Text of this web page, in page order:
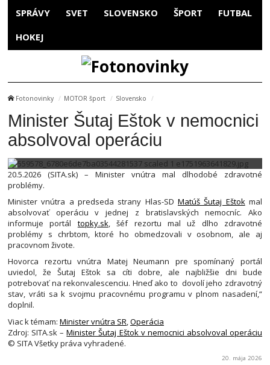
SPRÁVY SVET SLOVENSKO ŠPORT FUTBAL
HOKEJ
Fotonovinky MOTOR šport Slovensko
Minister Šutaj Eštok v nemocnici
absolvoval operáciu
20.5.2026 (SITA.sk) – Minister vnútra mal dlhodobé zdravotné
problémy.
Minister vnútra a predseda strany Hlas-SD Matúš Šutaj Eštokmal
absolvovať operáciu v jednej z bratislavských nemocníc. Ako
informuje portál topky.sk, šéf rezortu mal už dlho zdravotné
problémy s chrbtom, ktoré ho obmedzovali v osobnom, ale aj
pracovnom živote.
Hovorca rezortu vnútra Matej Neumann pre spomínaný portál
uviedol, že Šutaj Eštok sa cíti dobre, ale najbližšie dni bude
potrebovať na rekonvalescenciu. Hneď ako to dovolí jeho zdravotný
stav, vráti sa k svojmu pracovnému programu v plnom nasadení,“
doplnil.
Viac k témam: Minister vnútra SR,Operácia
Zdroj: SITA.sk –Minister Šutaj Eštok v nemocnici absolvoval operáciu
© SITA Všetky práva vyhradené.
20. mája 2026